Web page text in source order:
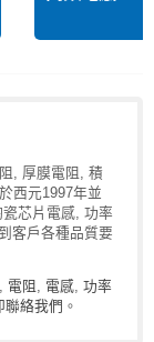
, 厚膜電阻, 積
西元1997年並
芯片電感, 功率
客戶各種品質要
, 電阻 , 電感, 功率
聯絡我們 。